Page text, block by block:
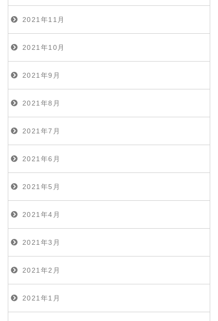
2021年11月
2021年10月
2021年9月
2021年8月
2021年7月
2021年6月
2021年5月
2021年4月
2021年3月
2021年2月
2021年1月